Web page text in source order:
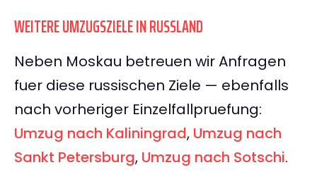
WEITERE UMZUGSZIELE IN RUSSLAND
Neben Moskau betreuen wir Anfragen
fuer diese russischen Ziele — ebenfalls
nach vorheriger Einzelfallpruefung:
Umzug nach Kaliningrad, Umzug nach
Sankt Petersburg, Umzug nach Sotschi.